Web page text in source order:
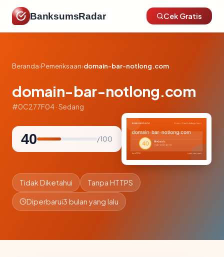
BanksumsRadar Cek Gratis
Beranda›Pemeriksaan›domain-bar-notlong.com
domain-bar-notlong.com
#0C277F04 · Sedang
40 / 100
Tidak Diketahui Tanpa HTTPS
Diperbarui3 bulan yang lalu